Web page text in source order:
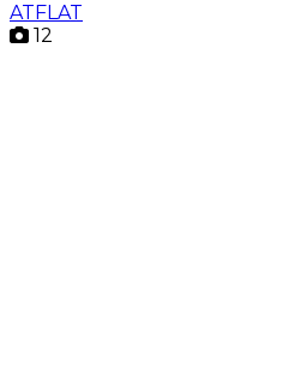
ATFLAT
12